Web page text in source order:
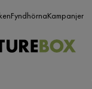
FyndhörnaKampanjer